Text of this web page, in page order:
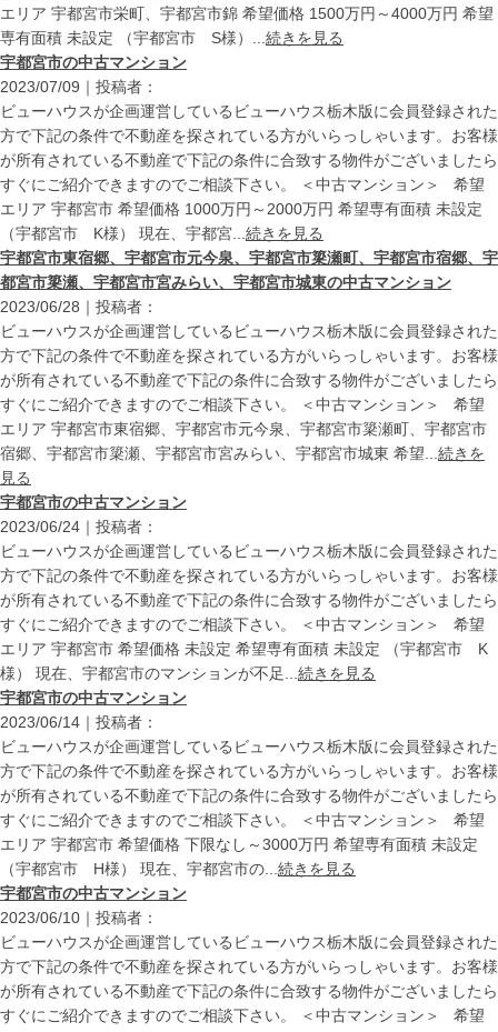
エリア 宇都宮市栄町、宇都宮市錦 希望価格 1500万円～4000万円 希望
専有面積 未設定 （宇都宮市 S様）... 続きを見る
宇都宮市の中古マンション
2023/07/09｜投稿者：
ビューハウスが企画運営しているビューハウス栃木版に会員登録された
方で下記の条件で不動産を探されている方がいらっしゃいます。お客様
が所有されている不動産で下記の条件に合致する物件がございましたら
すぐにご紹介できますのでご相談下さい。 ＜中古マンション＞ 希望
エリア 宇都宮市 希望価格 1000万円～2000万円 希望専有面積 未設定
（宇都宮市 K様） 現在、宇都宮... 続きを見る
宇都宮市東宿郷、宇都宮市元今泉、宇都宮市簗瀬町、宇都宮市宿郷、宇
都宮市簗瀬、宇都宮市宮みらい、宇都宮市城東の中古マンション
2023/06/28｜投稿者：
ビューハウスが企画運営しているビューハウス栃木版に会員登録された
方で下記の条件で不動産を探されている方がいらっしゃいます。お客様
が所有されている不動産で下記の条件に合致する物件がございましたら
すぐにご紹介できますのでご相談下さい。 ＜中古マンション＞ 希望
エリア 宇都宮市東宿郷、宇都宮市元今泉、宇都宮市簗瀬町、宇都宮市
宿郷、宇都宮市簗瀬、宇都宮市宮みらい、宇都宮市城東 希望... 続きを
見る
宇都宮市の中古マンション
2023/06/24｜投稿者：
ビューハウスが企画運営しているビューハウス栃木版に会員登録された
方で下記の条件で不動産を探されている方がいらっしゃいます。お客様
が所有されている不動産で下記の条件に合致する物件がございましたら
すぐにご紹介できますのでご相談下さい。 ＜中古マンション＞ 希望
エリア 宇都宮市 希望価格 未設定 希望専有面積 未設定 （宇都宮市 K
様） 現在、宇都宮市のマンションが不足... 続きを見る
宇都宮市の中古マンション
2023/06/14｜投稿者：
ビューハウスが企画運営しているビューハウス栃木版に会員登録された
方で下記の条件で不動産を探されている方がいらっしゃいます。お客様
が所有されている不動産で下記の条件に合致する物件がございましたら
すぐにご紹介できますのでご相談下さい。 ＜中古マンション＞ 希望
エリア 宇都宮市 希望価格 下限なし～3000万円 希望専有面積 未設定
（宇都宮市 H様） 現在、宇都宮市の... 続きを見る
宇都宮市の中古マンション
2023/06/10｜投稿者：
ビューハウスが企画運営しているビューハウス栃木版に会員登録された
方で下記の条件で不動産を探されている方がいらっしゃいます。お客様
が所有されている不動産で下記の条件に合致する物件がございましたら
すぐにご紹介できますのでご相談下さい。 ＜中古マンション＞ 希望